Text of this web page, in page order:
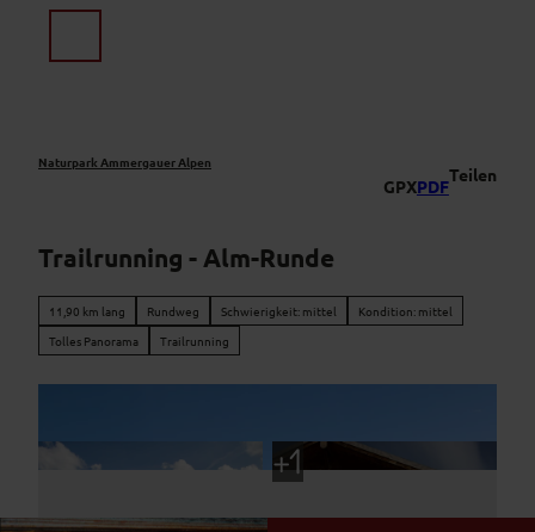
Naturpark Ammergauer Alpen
GPXPDF
Teilen
Trailrunning - Alm-Runde
11,90 km lang Rundweg Schwierigkeit: mittel
Kondition: mittel
Tolles Panorama
Trailrunning